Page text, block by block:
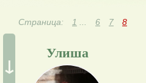
↓
Страница: 1 6 7 8
Улиша